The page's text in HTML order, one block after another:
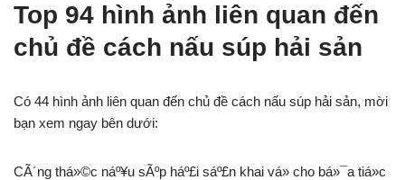
Top 94 hình ảnh liên quan đến
chủ đề cách nấu súp hải sản
Có 44 hình ảnh liên quan đến chủ đề cách nấu súp hải sản, mời
bạn xem ngay bên dưới:
CÃ´ng thá»©c náº¥u sÃºp háº£i sáº£n khai vá» cho bá»¯a tiá»c